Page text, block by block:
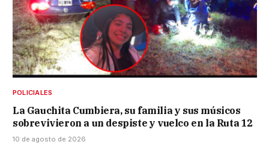
POLICIALES
La Gauchita Cumbiera, su familia y sus músicos
sobrevivieron a un despiste y vuelco en la Ruta 12
10 de agosto de 2026